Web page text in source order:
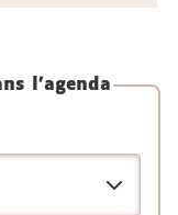
l'agenda